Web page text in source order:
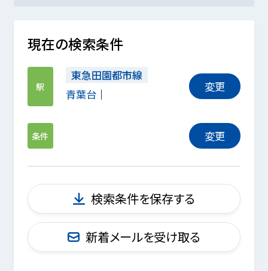
現在の検索条件
駅
東急田園都市線
青葉台
変更
条件 変更
検索条件を保存する
新着メールを受け取る